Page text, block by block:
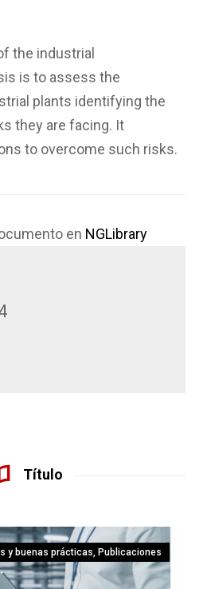
the industrial
is to assess the
plants identifying the
they are facing. It
to overcome such risks.
en NGLibrary
Título
y buenas prácticas, Publicaciones